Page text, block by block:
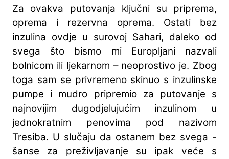
Za ovakva putovanja ključni su priprema,
oprema i rezervna oprema. Ostati bez
inzulina ovdje u surovoj Sahari, daleko od
svega što bismo mi Europljani nazvali
bolnicom ili ljekarnom – neoprostivo je. Zbog
toga sam se privremeno skinuo s inzulinske
pumpe i mudro pripremio za putovanje s
najnovijim dugodjelujućim inzulinom u
jednokratnim penovima pod nazivom
Tresiba. U slučaju da ostanem bez svega -
šanse za preživljavanje su ipak veće s